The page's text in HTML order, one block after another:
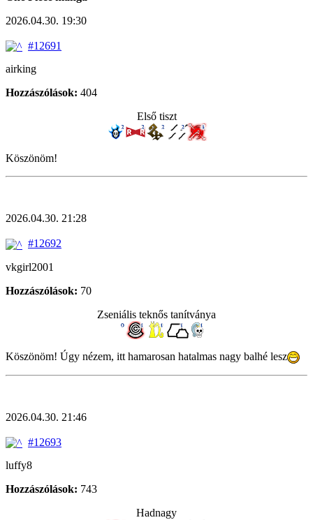
2026.04.30. 19:30
#12691
airking
Hozzászólások: 404
Első tiszt
Köszönöm!
2026.04.30. 21:28
#12692
vkgirl2001
Hozzászólások: 70
Zseniális teknős tanítványa
Köszönöm! Úgy nézem, itt hamarosan hatalmas nagy balhé lesz
2026.04.30. 21:46
#12693
luffy8
Hozzászólások: 743
Hadnagy